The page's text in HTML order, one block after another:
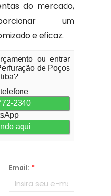
do mercado,
um
e eficaz.
ou entrar
de Poços
2340
aqui
Email: *